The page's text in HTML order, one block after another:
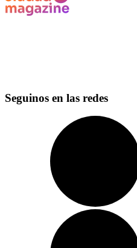
Seguinos en las redes